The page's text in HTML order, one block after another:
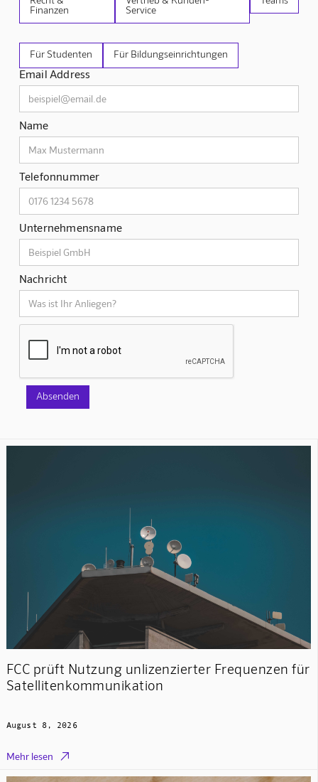
Finanzen
Service
Für Studenten Für Bildungseinrichtungen
Email Address
Name
Telefonnummer
Unternehmensname
Nachricht
FCC prüft Nutzung unlizenzierter Frequenzen für
Satellitenkommunikation
August 8, 2026
Mehr lesen 